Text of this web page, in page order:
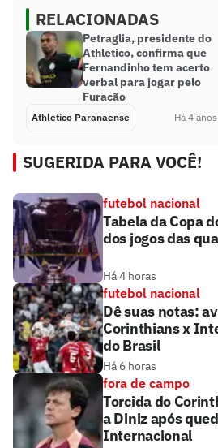
RELACIONADAS
Petraglia, presidente do
Athletico, confirma que
Fernandinho tem acerto
verbal para jogar pelo
Furacão
Athletico Paranaense Há 4 anos
SUGERIDA PARA VOCÊ!
futebol nacional
Tabela da Copa
dos jogos das
Há 4 horas
futebol nacional
Dê suas notas:
Corinthians x
do Brasil
Há 6 horas
fora de campo
Torcida do
a Diniz após
Internacional